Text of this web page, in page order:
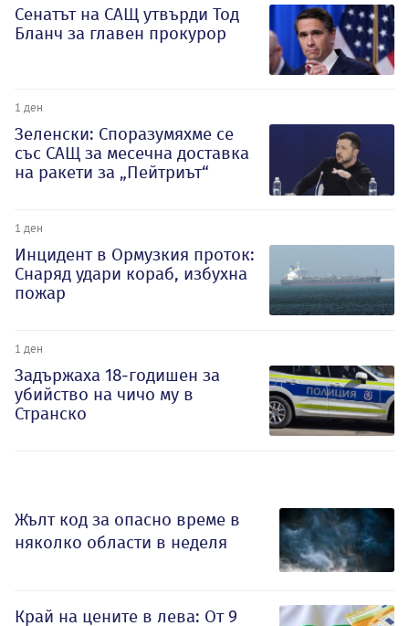
Сенатът на САЩ утвърди Тод
Бланч за главен прокурор
1 ден
Зеленски: Споразумяхме се
със САЩ за месечна доставка
на ракети за „Пейтриът“
1 ден
Инцидент в Ормузкия проток:
Снаряд удари кораб, избухна
пожар
1 ден
Задържаха 18-годишен за
убийство на чичо му в
Странско
Жълт код за опасно време в
няколко области в неделя
Край на цените в лева: От 9